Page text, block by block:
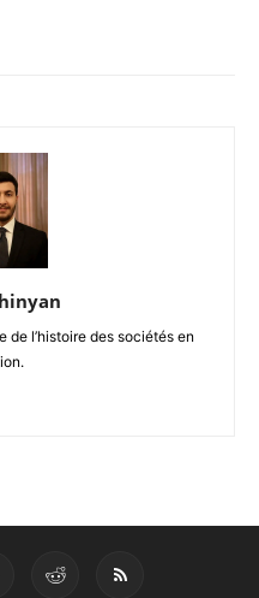
l’histoire des sociétés en